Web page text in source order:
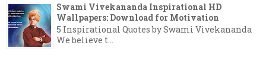
Swami Vivekananda Inspirational HD
Wallpapers: Download for Motivation
5 Inspirational Quotes by Swami Vivekananda
We believe t...